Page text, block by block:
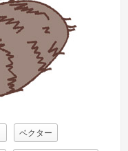
ベクター